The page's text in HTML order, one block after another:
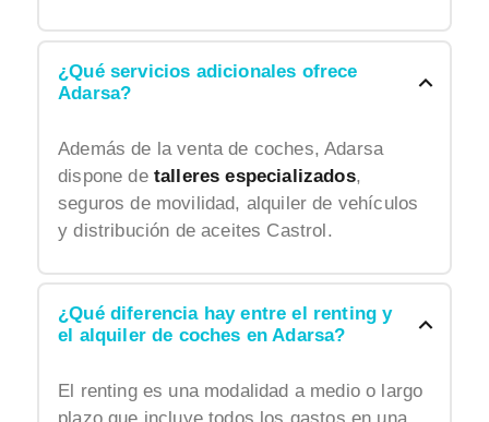
¿Qué servicios adicionales ofrece
Adarsa?
Además de la venta de coches, Adarsa
dispone de talleres especializados,
seguros de movilidad, alquiler de vehículos
y distribución de aceites Castrol.
¿Qué diferencia hay entre el renting y
el alquiler de coches en Adarsa?
El renting es una modalidad a medio o largo